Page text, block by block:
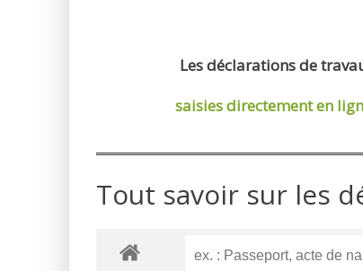
Les déclarations de
saisies directement en
Tout savoir sur les